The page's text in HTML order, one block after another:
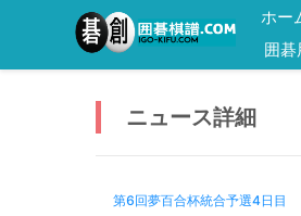
ホー
囲碁
ニュース詳細
第6回夢百合杯統合予選4日目